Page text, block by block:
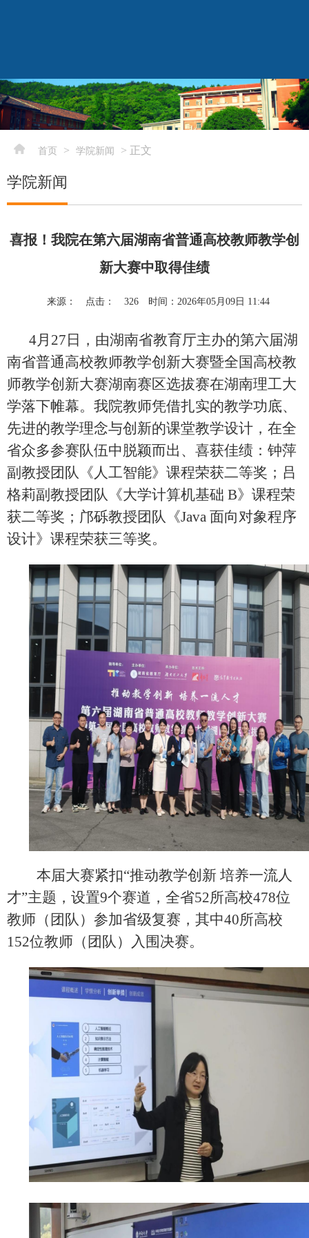
elementnameelementnameelementname-->
首页 > 学院新闻 > 正文
学院新闻
喜报！我院在第六届湖南省普通高校教师教学创
新大赛中取得佳绩
来源： 点击： 326 时间：2026年05月09日 11:44
4月 27 日，由湖南省教育厅主办的第六届湖
南省普通高校教师教学创新大赛暨全国高校教
师教学创新大赛湖南赛区选拔赛在湖南理工大
学落下帷幕。 我院教师凭借扎实的教学功底、
先进的教学理念与创新的课堂教学设计，在全
省众多参赛队伍中脱颖而出、喜获佳绩：钟萍
副教授团队《人工智能》课程荣获二等奖；吕
格莉副教授团队《大学计算机基础 B》课程荣
获二等奖；邝砾教授团队《Java 面向对象程序
设计》课程荣获三等奖。
本届大赛紧扣“推动教学创新 培养一流人
才”主题，设置9个赛道，全省52所高校478位
教师（团队）参加省级复赛，其中40所高校
152位教师（团队）入围决赛。